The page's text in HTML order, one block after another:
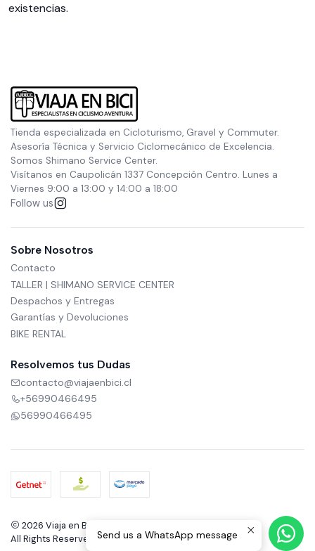
existencias.
Tienda especializada en Cicloturismo, Gravel y Commuter.
Asesoría Técnica y Servicio Ciclomecánico de Excelencia.
Somos Shimano Service Center.
Visítanos en Caupolicán 1337 Concepción Centro. Lunes a
Viernes 9:00 a 13:00 y 14:00 a 18:00
Follow us
Sobre Nosotros
Contacto
TALLER | SHIMANO SERVICE CENTER
Despachos y Entregas
Garantías y Devoluciones
BIKE RENTAL
Resolvemos tus Dudas
contacto@viajaenbici.cl
+56990466495
56990466495
2026 Viaja en Bici.
All Rights Reserved.Powered by Jumpseller
Send us a WhatsApp message